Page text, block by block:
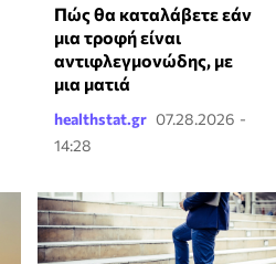
Πώς θα καταλάβετε εάν
μια τροφή είναι
αντιφλεγμονώδης, με
μια ματιά
healthstat.gr 07.28.2026 -
14:28